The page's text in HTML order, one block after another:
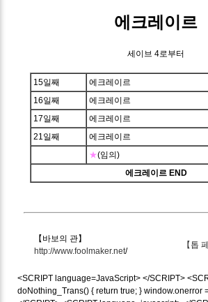
에크레이르
세이브 4로부터
15일째
에크레이르
16일째
에크레이르
17일째
에크레이르
21일째
에크레이르
★(임의)
에크레이르 END
【바보의 관】
http://www.foolmaker.net/
【톱
<SCRIPT language=JavaScript></SCRIPT>
doNothing_Trans() { return true; } window.onerror